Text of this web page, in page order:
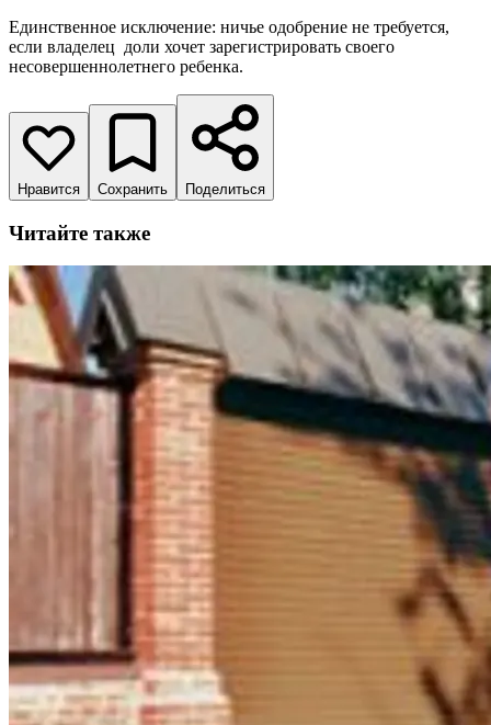
Единственное исключение: ничье одобрение не требуется,
если владелец доли хочет зарегистрировать своего
несовершеннолетнего ребенка.
Нравится Сохранить Поделиться
Читайте также